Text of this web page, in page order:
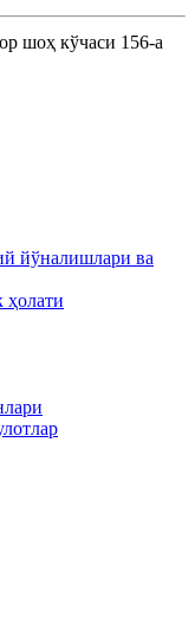
шоҳ кўчаси 156-а
йўналишлари ва